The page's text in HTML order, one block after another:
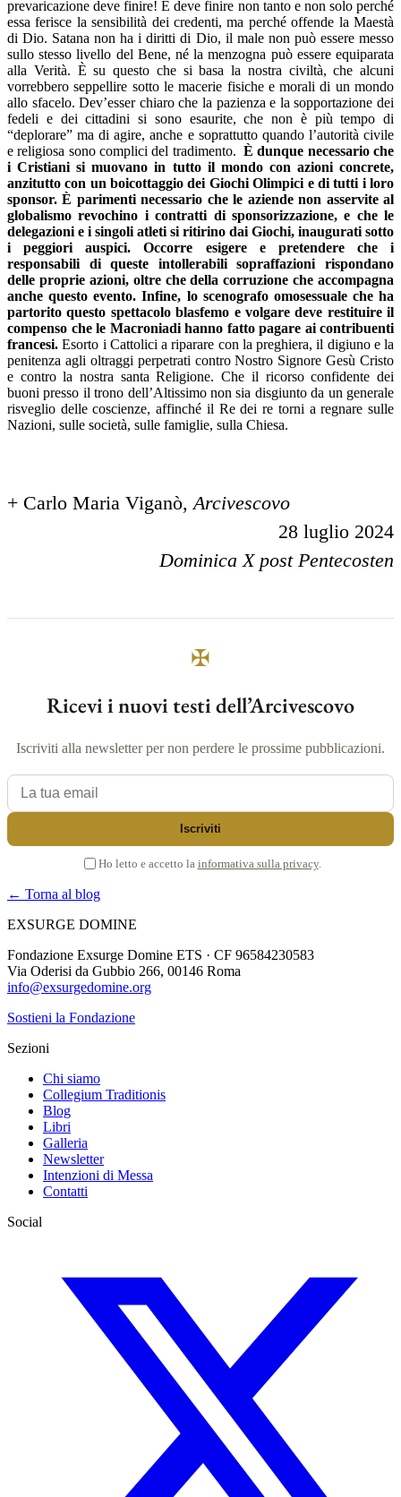
prevaricazione deve finire! E deve finire non tanto e non solo perché
essa ferisce la sensibilità dei credenti, ma perché offende la Maestà
di Dio. Satana non ha i diritti di Dio, il male non può essere messo
sullo stesso livello del Bene, né la menzogna può essere equiparata
alla Verità. È su questo che si basa la nostra civiltà, che alcuni
vorrebbero seppellire sotto le macerie fisiche e morali di un mondo
allo sfacelo. Dev’esser chiaro che la pazienza e la sopportazione dei
fedeli e dei cittadini si sono esaurite, che non è più tempo di
“deplorare” ma di agire, anche e soprattutto quando l’autorità civile
e religiosa sono complici del tradimento. È dunque necessario che
i Cristiani si muovano in tutto il mondo con azioni concrete,
anzitutto con un boicottaggio dei Giochi Olimpici e di tutti i loro
sponsor. È parimenti necessario che le aziende non asservite al
globalismo revochino i contratti di sponsorizzazione, e che le
delegazioni e i singoli atleti si ritirino dai Giochi, inaugurati sotto
i peggiori auspici. Occorre esigere e pretendere che i
responsabili di queste intollerabili sopraffazioni rispondano
delle proprie azioni, oltre che della corruzione che accompagna
anche questo evento. Infine, lo scenografo omosessuale che ha
partorito questo spettacolo blasfemo e volgare deve restituire il
compenso che le Macroniadi hanno fatto pagare ai contribuenti
francesi.Esorto i Cattolici a riparare con la preghiera, il digiuno e la
penitenza agli oltraggi perpetrati contro Nostro Signore Gesù Cristo
e contro la nostra santa Religione. Che il ricorso confidente dei
buoni presso il trono dell’Altissimo non sia disgiunto da un generale
risveglio delle coscienze, affinché il Re dei re torni a regnare sulle
Nazioni, sulle società, sulle famiglie, sulla Chiesa.
+ Carlo Maria Viganò, Arcivescovo
28 luglio 2024
Dominica X post Pentecosten
✠
Ricevi i nuovi testi dell’Arcivescovo
Iscriviti alla newsletter per non perdere le prossime pubblicazioni.
La tua email
Iscriviti
Ho letto e accetto la informativa sulla privacy.
← Torna al blog
EXSURGE DOMINE
Fondazione Exsurge Domine ETS · CF 96584230583
Via Oderisi da Gubbio 266, 00146 Roma
info@exsurgedomine.org
Sostieni la Fondazione
Sezioni
Chi siamo
Collegium Traditionis
Blog
Libri
Galleria
Newsletter
Intenzioni di Messa
Contatti
Social